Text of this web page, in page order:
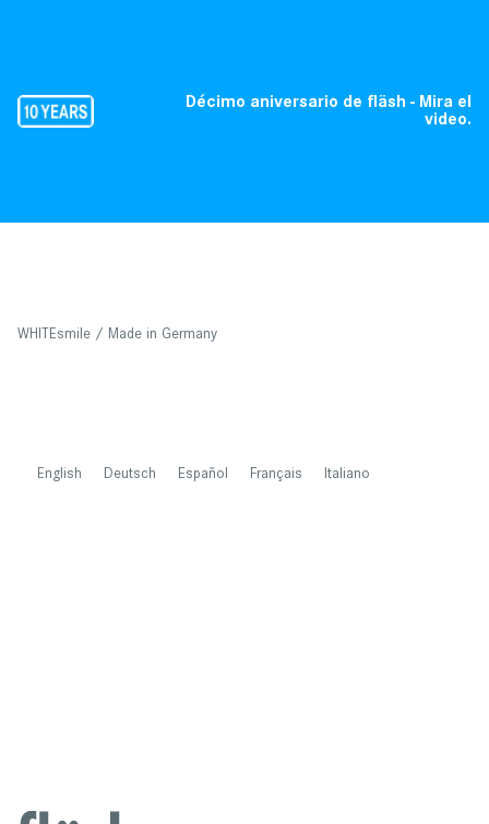
Décimo aniversario de fläsh - Mira el
video.
WHITEsmile / Made in Germany
English Deutsch Español Français Italiano